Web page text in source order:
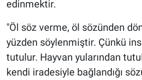
edinmektir.
"Öl söz verme, öl sözünden
yüzden söylenmiştir. Çünkü
tutulur. Hayvan yularından
kendi iradesiyle bağlandığı